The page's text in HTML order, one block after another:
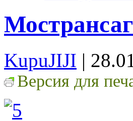
KupuJIJI |
Версия для